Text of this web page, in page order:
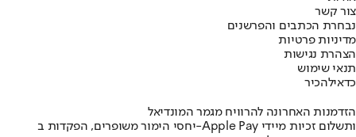
צור קשר
נבחרת הכתבים והפרשנים
מדיניות פרטיות
הצהרת נגישות
תנאי שימוש
כדאילהכיר
הזדמנות האחרונה להרוויח מגמר המונדיאל
יחסי הימור משופרים, הפקדות ב-Apple Pay ותשלום זכיות מיידי